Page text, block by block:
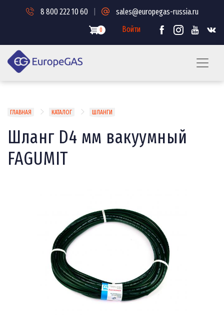
8 800 222 10 60 sales@europegas-russia.ru
0 Войти
Строка
навигации
ГЛАВНАЯ КАТАЛОГ ШЛАНГИ
Шланг D4 мм вакуумный
FAGUMIT